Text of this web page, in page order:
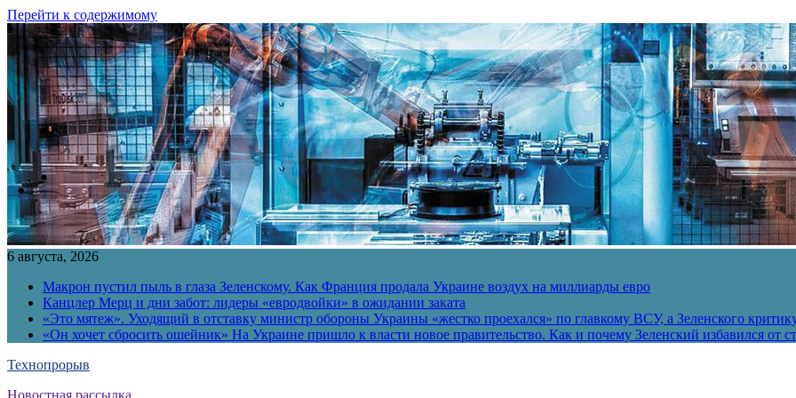
Перейти к содержимому
6 августа, 2026
Макрон пустил пыль в глаза Зеленскому. Как Франция продала Украине воздух на миллиарды евро
Канцлер Мерц и дни забот: лидеры «евродвойки» в ожидании заката
«Это мятеж». Уходящий в отставку министр обороны Украины «жестко проехался» по главкому ВСУ, а Зеленского
«Он хочет сбросить ошейник» На Украине пришло к власти новое правительство. Как и почему Зеленский избавился от
Технопрорыв
Новостная рассылка